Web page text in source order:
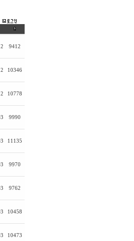
9412
10346
10778
9990
11135
9970
9762
10458
10473